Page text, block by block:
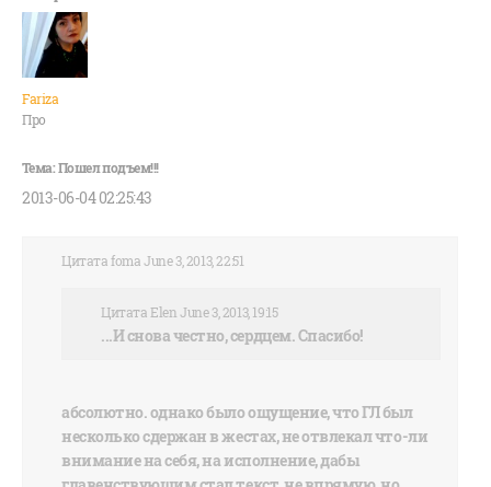
Fariza
Про
2013-06-04 02:25:43
Цитата foma June 3, 2013, 22:51
Цитата Elen June 3, 2013, 19:15
...И снова честно, сердцем. Спасибо!
абсолютно. однако было ощущение, что ГЛ был
несколько сдержан в жестах, не отвлекал что-ли
внимание на себя, на исполнение, дабы